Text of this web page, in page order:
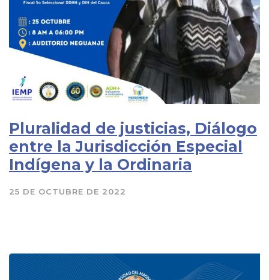
Pluralidad de justicias, Diálogo
entre la Jurisdicción Especial
Indígena y la Ordinaria
25 DE OCTUBRE DE 2022